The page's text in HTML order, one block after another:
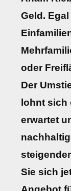
Geld.
oder
Der
lohnt sich
erwartet
Sie sich